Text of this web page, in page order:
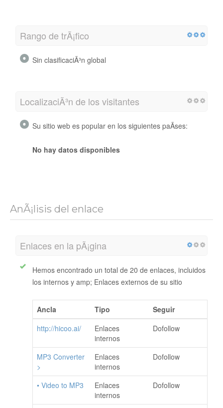
Rango de trÃ¡fico
Sin clasificaciÃ³n global
LocalizaciÃ³n de los visitantes
Su sitio web es popular en los siguientes paÃ­ses:
No hay datos disponibles
AnÃ¡lisis del enlace
Enlaces en la pÃ¡gina
Hemos encontrado un total de 20 de enlaces, incluidos
los internos y amp; Enlaces externos de su sitio
Ancla Tipo
Seguir
http://hicoo.ai/
Enlaces
internos
Dofollow
MP3 Converter
>
Enlaces
internos
Dofollow
• Video to MP3
Enlaces
internos
Dofollow